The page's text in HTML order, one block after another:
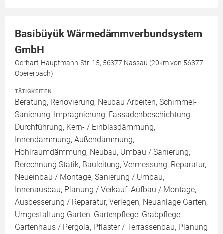
Basibüyük Wärmedämmverbundsystem
GmbH
Gerhart-Hauptmann-Str. 15, 56377 Nassau (20km von 56377
Obererbach)
TÄTIGKEITEN
Beratung, Renovierung, Neubau Arbeiten, Schimmel-
Sanierung, Imprägnierung, Fassadenbeschichtung,
Durchführung, Kern- / Einblasdämmung,
Innendämmung, Außendämmung,
Hohlraumdämmung, Neubau, Umbau / Sanierung,
Berechnung Statik, Bauleitung, Vermessung, Reparatur,
Neueinbau / Montage, Sanierung / Umbau,
Innenausbau, Planung / Verkauf, Aufbau / Montage,
Ausbesserung / Reparatur, Verlegen, Neuanlage Garten,
Umgestaltung Garten, Gartenpflege, Grabpflege,
Gartenhaus / Pergola, Pflaster / Terrassenbau, Planung